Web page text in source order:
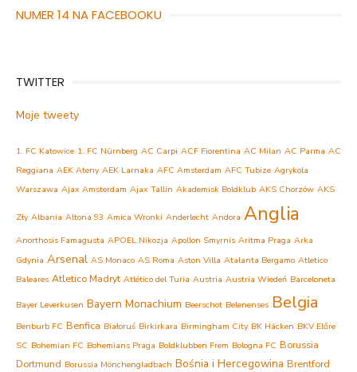
NUMER 14 NA FACEBOOKU
TWITTER
Moje tweety
1. FC Katowice 1. FC Nürnberg AC Carpi ACF Fiorentina AC Milan AC Parma AC
Reggiana AEK Ateny AEK Larnaka AFC Amsterdam AFC Tubize Agrykola
Warszawa Ajax Amsterdam Ajax Tallin Akademisk Boldklub AKS Chorzów AKS
Zły Albania Altona 93 Amica Wronki Anderlecht Andora Anglia
Anorthosis Famagusta APOEL Nikozja Apollon Smyrnis Aritma Praga Arka
Gdynia Arsenal AS Monaco AS Roma Aston Villa Atalanta Bergamo Atletico
Baleares Atletico Madryt Atlético del Turia Austria Austria Wiedeń Barceloneta
Bayer Leverkusen Bayern Monachium Beerschot Belenenses Belgia
Benburb FC Benfica Białoruś Birkirkara Birmingham City BK Häcken BKV Előre
SC Bohemian FC Bohemians Praga Boldklubben Frem Bologna FC Borussia
Dortmund Borussia Mönchengladbach Bośnia i Hercegowina Brentford